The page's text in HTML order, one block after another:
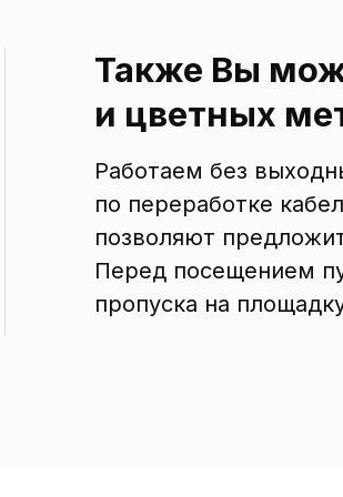
Также Вы
и цветных
Работаем без
по переработке
позволяют
Перед посещением
пропуска на